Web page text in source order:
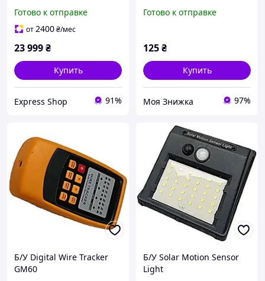
Tracker для солнечной
панели на 400 Вт
Готово к отправке
от2400₴/мес
23 999₴
Купить
Express Shop 91%
Готово к отправке
125₴
Купить
Моя Знижка 97%
Б/У Digital Wire Tracker
GM60
Б/У Solar Motion Sensor
Light